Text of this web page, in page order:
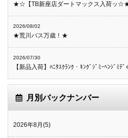
★☆【TB新座店ダートマックス入荷ッ
2026/08/02
★荒川バス万歳！★
2026/07/30
【新品入荷】ﾊﾆﾀｽｸﾗﾝｸ・ｷﾝｸﾞｼﾞﾐｰﾍﾝｼﾞﾐ
月別バックナンバー
2026年8月(5)